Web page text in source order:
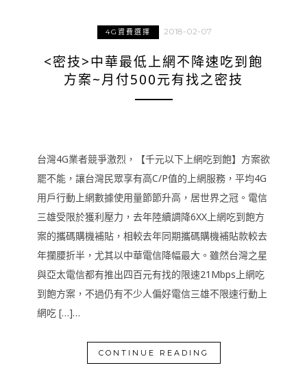
4G資費選擇 2018-02-07
<密技>中華最低上網不降速吃到飽
方案~月付500元有找之密技
台灣4G業者競爭激烈，【千元以下上網吃到飽】方案欲
罷不能，讓台灣民眾享有高C/P值的上網服務，平均4G
用戶行動上網數據使用量節節升高，居世界之冠。電信
三雄受限於獲利壓力，去年陸續調降6XX上網吃到飽方
案的攜碼購機補貼，相較去年同期攜碼購機補貼款較去
年攔腰折半，尤其以中華電信降幅最大。雖然台灣之星
與亞太電信都有推出四百元有找的限速21Mbps上網吃
到飽方案，不過仍有不少人偏好電信三雄不限速行動上
網吃 […]…
CONTINUE READING